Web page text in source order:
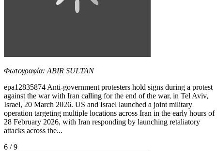
Φωτογραφία: ABIR SULTAN
epa12835874 Anti-government protesters hold signs during a protest
against the war with Iran calling for the end of the war, in Tel Aviv,
Israel, 20 March 2026. US and Israel launched a joint military
operation targeting multiple locations across Iran in the early hours of
28 February 2026, with Iran responding by launching retaliatory
attacks across the...
6 / 9